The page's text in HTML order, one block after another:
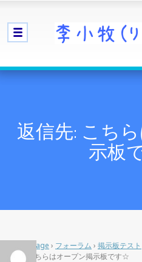
返信先: こち
示板
Home Page › フォーラム › 掲示板テスト
信先: こちらはオープン掲示板です☆